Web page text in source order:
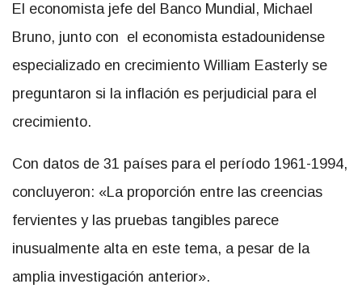
El economista jefe del Banco Mundial, Michael
Bruno, junto con el economista estadounidense
especializado en crecimiento William Easterly se
preguntaron si la inflación es perjudicial para el
crecimiento.
Con datos de 31 países para el período 1961-1994,
concluyeron: «La proporción entre las creencias
fervientes y las pruebas tangibles parece
inusualmente alta en este tema, a pesar de la
amplia investigación anterior».